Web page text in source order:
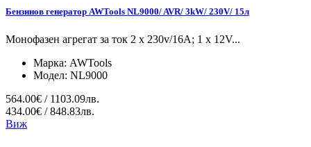
Бензинов генератор AWTools NL9000/ AVR/ 3kW/ 230V/ 15л
Монофазен агрегат за ток 2 x 230v/16A; 1 x 12V...
Марка: AWTools
Модел: NL9000
564.00€ / 1103.09лв.
434.00€ / 848.83лв.
Виж